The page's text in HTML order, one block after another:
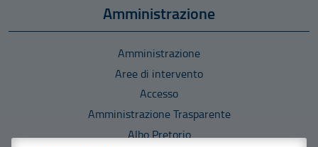
Amministrazione
Amministrazione
Aree di intervento
Accesso
Amministrazione Trasparente
Albo Pretorio